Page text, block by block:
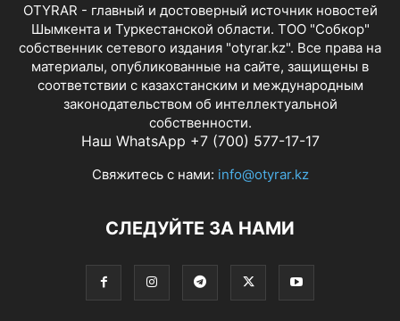
OTYRAR - главный и достоверный источник новостей
Шымкента и Туркестанской области. ТОО "Собкор"
собственник сетевого издания "otyrar.kz". Все права на
материалы, опубликованные на сайте, защищены в
соответствии с казахстанским и международным
законодательством об интеллектуальной
собственности.
Наш WhatsApp +7 (700) 577-17-17
Свяжитесь с нами: info@otyrar.kz
СЛЕДУЙТЕ ЗА НАМИ